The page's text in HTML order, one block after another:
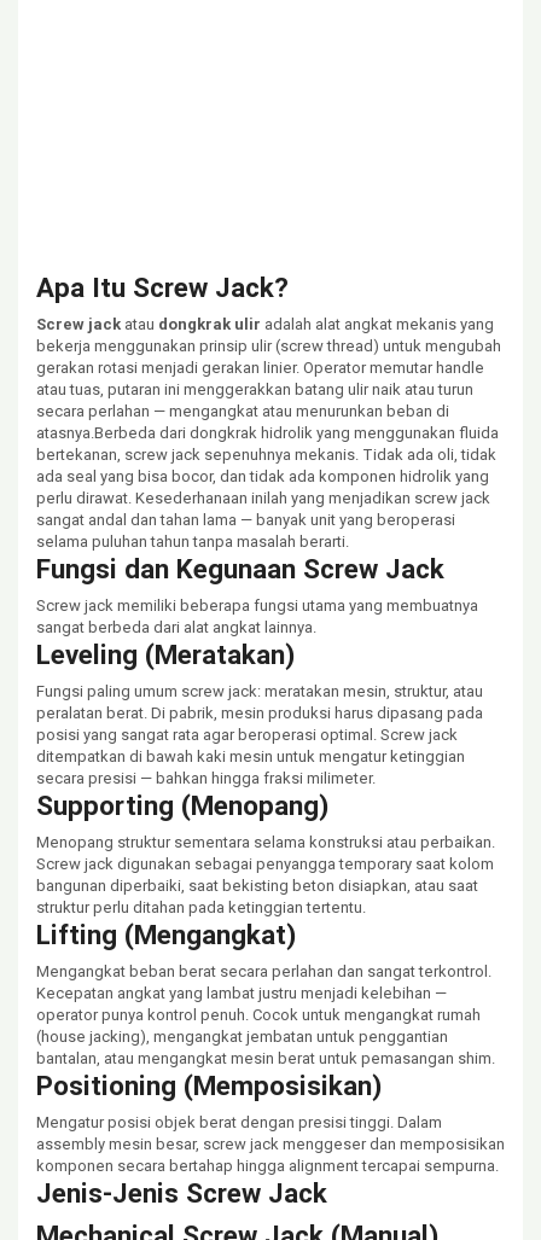
Apa Itu Screw Jack?
Screw jack atau dongkrak ulir adalah alat angkat mekanis yang
bekerja menggunakan prinsip ulir (screw thread) untuk mengubah
gerakan rotasi menjadi gerakan linier. Operator memutar handle
atau tuas, putaran ini menggerakkan batang ulir naik atau turun
secara perlahan — mengangkat atau menurunkan beban di
atasnya.Berbeda dari dongkrak hidrolik yang menggunakan fluida
bertekanan, screw jack sepenuhnya mekanis. Tidak ada oli, tidak
ada seal yang bisa bocor, dan tidak ada komponen hidrolik yang
perlu dirawat. Kesederhanaan inilah yang menjadikan screw jack
sangat andal dan tahan lama — banyak unit yang beroperasi
selama puluhan tahun tanpa masalah berarti.
Fungsi dan Kegunaan Screw Jack
Screw jack memiliki beberapa fungsi utama yang membuatnya
sangat berbeda dari alat angkat lainnya.
Leveling (Meratakan)
Fungsi paling umum screw jack: meratakan mesin, struktur, atau
peralatan berat. Di pabrik, mesin produksi harus dipasang pada
posisi yang sangat rata agar beroperasi optimal. Screw jack
ditempatkan di bawah kaki mesin untuk mengatur ketinggian
secara presisi — bahkan hingga fraksi milimeter.
Supporting (Menopang)
Menopang struktur sementara selama konstruksi atau perbaikan.
Screw jack digunakan sebagai penyangga temporary saat kolom
bangunan diperbaiki, saat bekisting beton disiapkan, atau saat
struktur perlu ditahan pada ketinggian tertentu.
Lifting (Mengangkat)
Mengangkat beban berat secara perlahan dan sangat terkontrol.
Kecepatan angkat yang lambat justru menjadi kelebihan —
operator punya kontrol penuh. Cocok untuk mengangkat rumah
(house jacking), mengangkat jembatan untuk penggantian
bantalan, atau mengangkat mesin berat untuk pemasangan shim.
Positioning (Memposisikan)
Mengatur posisi objek berat dengan presisi tinggi. Dalam
assembly mesin besar, screw jack menggeser dan memposisikan
komponen secara bertahap hingga alignment tercapai sempurna.
Jenis-Jenis Screw Jack